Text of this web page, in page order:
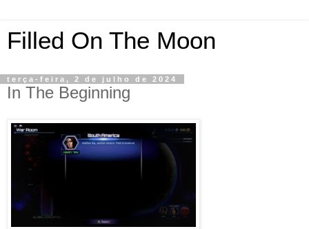
Filled On The Moon
terça-feira, 2 de julho de 2024
In The Beginning